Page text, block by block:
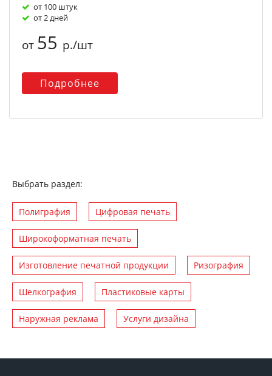
от 100 штук
от 2 дней
от 55 р./шт
Подробнее
Выбрать раздел:
Полиграфия Цифровая печать
Широкоформатная печать
Изготовление печатной продукции Ризография
Шелкография Пластиковые карты
Наружная реклама Услуги дизайна